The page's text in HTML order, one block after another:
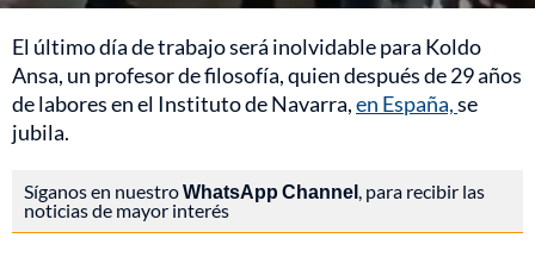
El último día de trabajo será inolvidable para Koldo
Ansa, un profesor de filosofía, quien después de 29 años
de labores en el Instituto de Navarra,en España,se
jubila.
Síganos en nuestroWhatsApp Channel, para recibir las
noticias de mayor interés